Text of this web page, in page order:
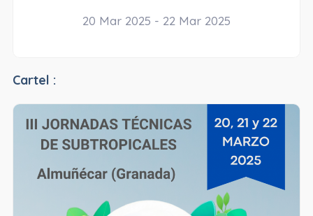
20 Mar 2025 - 22 Mar 2025
Cartel :